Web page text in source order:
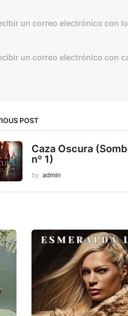
un correo electrónico con
un correo electrónico con
POST
Caza Oscura
nº 1)
by admin